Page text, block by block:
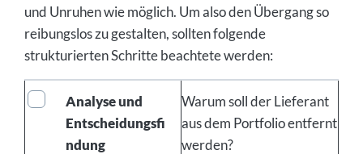
und Unruhen wie möglich. Um also den Übergang so
reibungslos zu gestalten, sollten folgende
strukturierten Schritte beachtete werden:
Analyse und
Entscheidungsfi
ndung
Warum soll der Lieferant
aus dem Portfolio entfernt
werden?